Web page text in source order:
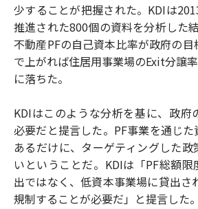
少することが把握された。KDIは
推進された800個の資料を分析した
不動産PFの自己資本比率が政府の
で上がれば住居用事業場のExit分譲
に落ちた。
KDIはこのような分析を基に、政府
必要だと提言した。PF事業を通じ
あるだけに、ターゲティングした
いということだ。KDIは「PF総額
出ではなく、低資本事業場に貸出さ
規制することが必要だ」と提言した。